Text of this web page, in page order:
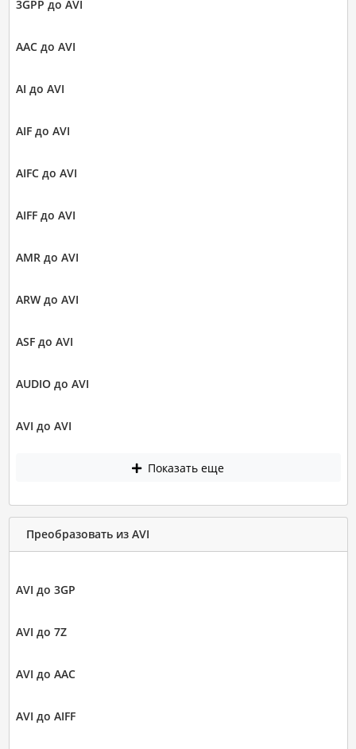
3GPP до AVI
AAC до AVI
AI до AVI
AIF до AVI
AIFC до AVI
AIFF до AVI
AMR до AVI
ARW до AVI
ASF до AVI
AUDIO до AVI
AVI до AVI
Показать еще
Преобразовать из AVI
AVI до 3GP
AVI до 7Z
AVI до AAC
AVI до AIFF